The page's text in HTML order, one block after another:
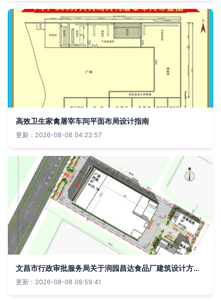
高效卫生家禽屠宰车间平面布局设计指南
更新：2026-08-08 04:22:57
文昌市行政审批服务局关于润园昌达食品厂建筑设计方案批前公示平面设计分析
更新：2026-08-08 09:59:41